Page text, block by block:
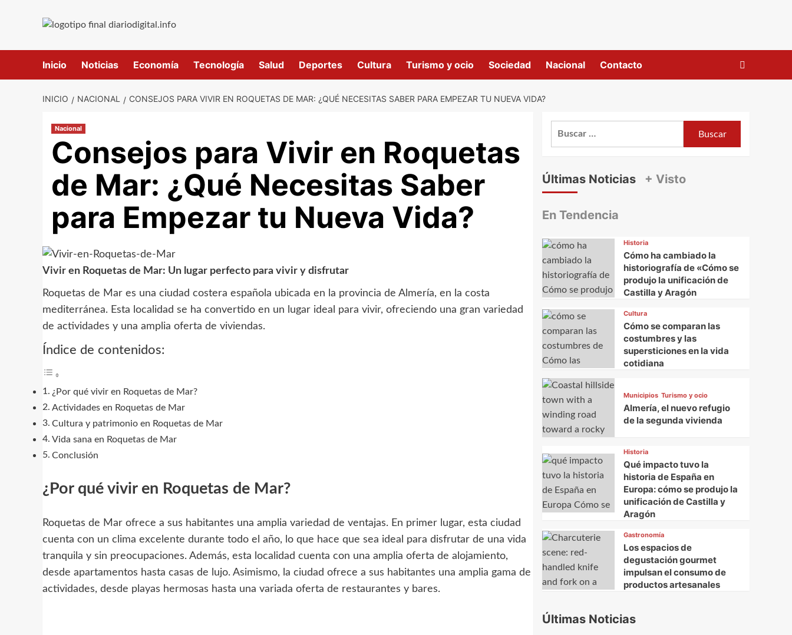
Inicio Noticias Economía Tecnología Salud Deportes Cultura Turismo y ocio Sociedad Nacional Contacto
INICIO NACIONAL CONSEJOS PARA VIVIR EN ROQUETAS DE MAR: ¿QUÉ NECESITAS SABER PARA EMPEZAR TU NUEVA VIDA?
Nacional
Consejos para Vivir en Roquetas
de Mar: ¿Qué Necesitas Saber
para Empezar tu Nueva Vida?
Vivir en Roquetas de Mar: Un lugar perfecto para vivir y disfrutar
Roquetas de Mar es una ciudad costera española ubicada en la provincia de Almería, en la costa
mediterránea. Esta localidad se ha convertido en un lugar ideal para vivir, ofreciendo una gran variedad
de actividades y una amplia oferta de viviendas.
Índice de contenidos:
¿Por qué vivir en Roquetas de Mar?
Actividades en Roquetas de Mar
Cultura y patrimonio en Roquetas de Mar
Vida sana en Roquetas de Mar
Conclusión
¿Por qué vivir en Roquetas de Mar?
Roquetas de Mar ofrece a sus habitantes una amplia variedad de ventajas. En primer lugar, esta ciudad
cuenta con un clima excelente durante todo el año, lo que hace que sea ideal para disfrutar de una vida
tranquila y sin preocupaciones. Además, esta localidad cuenta con una amplia oferta de alojamiento,
desde apartamentos hasta casas de lujo. Asimismo, la ciudad ofrece a sus habitantes una amplia gama de
actividades, desde playas hermosas hasta una variada oferta de restaurantes y bares.
Últimas Noticias + Visto
En Tendencia
Historia
Cómo ha cambiado la
historiografía de «Cómo se
produjo la unificación de
Castilla y Aragón
Cultura
Cómo se comparan las
costumbres y las
supersticiones en la vida
cotidiana
Municipios Turismo y ocio
Almería, el nuevo refugio
de la segunda vivienda
Historia
Qué impacto tuvo la
historia de España en
Europa: cómo se produjo la
unificación de Castilla y
Aragón
Gastronomía
Los espacios de
degustación gourmet
impulsan el consumo de
productos artesanales
Últimas Noticias